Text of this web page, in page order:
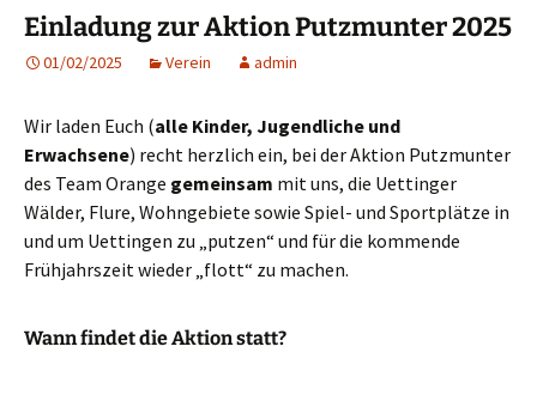
Einladung zur Aktion Putzmunter 2025
01/02/2025 Verein admin
Wir laden Euch (alle Kinder, Jugendliche und
Erwachsene) recht herzlich ein, bei der Aktion Putzmunter
des Team Orange gemeinsam mit uns, die Uettinger
Wälder, Flure, Wohngebiete sowie Spiel- und Sportplätze in
und um Uettingen zu „putzen“ und für die kommende
Frühjahrszeit wieder „flott“ zu machen.
Wann findet die Aktion statt?